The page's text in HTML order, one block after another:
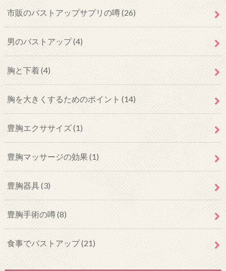
市販のバストアップサプリの噂(26)
男のバストアップ(4)
胸と下着(4)
胸を大きくするためのポイント (14)
豊胸エクササイズ(1)
豊胸マッサージの効果(1)
豊胸器具(3)
豊胸手術の噂(8)
食事でバストアップ(21)